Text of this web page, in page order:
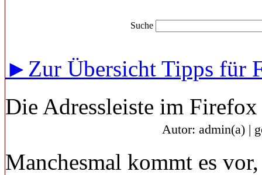
Suche
►Zur Übersicht Tipps für
Die Adressleiste im
Autor: admin(a) |
Manchesmal kommt es